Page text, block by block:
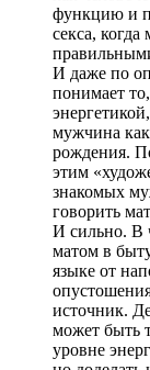
функцию и
секса,
И даже по
понимает
мужчина
рождения.
этим
знакомых
говорить
И сильно. В
матом в
языке от
источник.
может быть
уровне